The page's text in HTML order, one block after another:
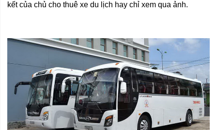
kết của chủ cho thuê xe du lịch hay chỉ xem qua ảnh.